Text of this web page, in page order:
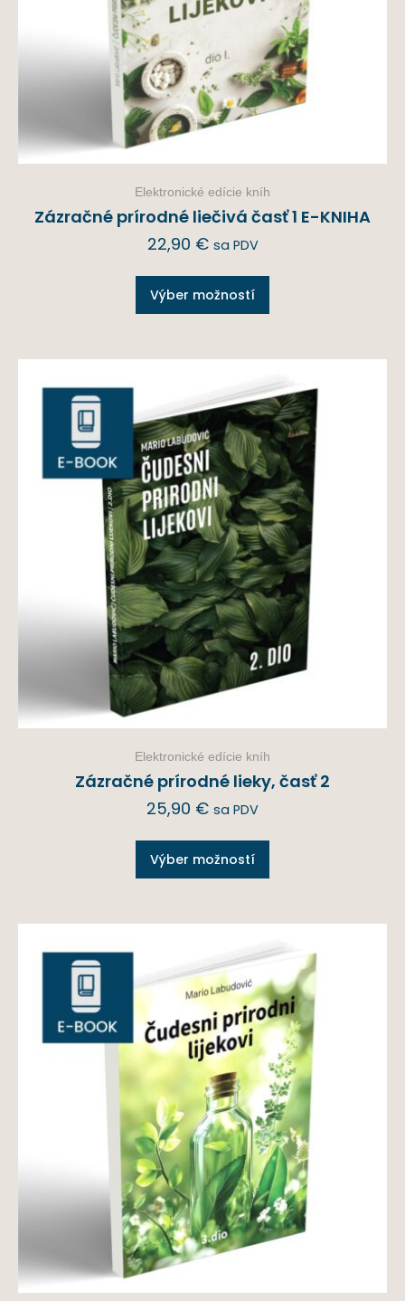
Elektronické edície kníh
Zázračné prírodné liečivá časť 1 E-KNIHA
22,90 € sa PDV
Výber možností
Elektronické edície kníh
Zázračné prírodné lieky, časť 2
25,90 € sa PDV
Výber možností